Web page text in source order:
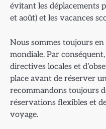
évitant les déplacements
et août) et les vacances
Nous sommes toujours
mondiale. Par
directives locales et
place avant de réserver
recommandons toujours
réservations flexibles et
voyage.